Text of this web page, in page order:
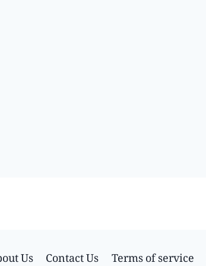
Terms of service
Contact Us
Us